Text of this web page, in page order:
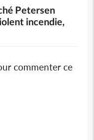
Petersen
incendie,
commenter ce